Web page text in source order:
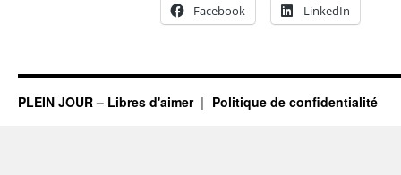
Facebook LinkedIn
PLEIN JOUR – Libres d'aimer Politique de confidentialité